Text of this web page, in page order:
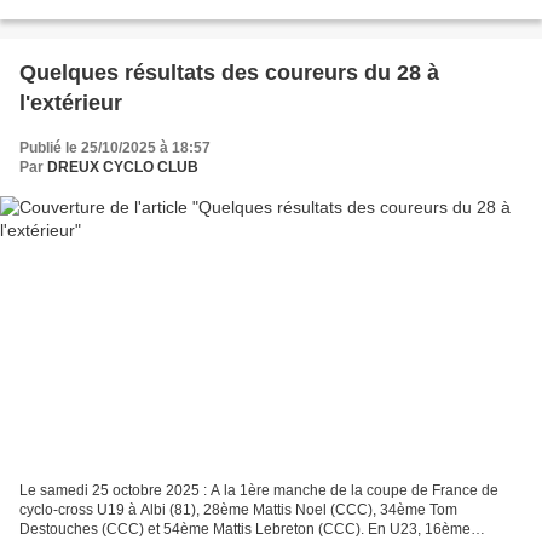
Quelques résultats des coureurs du 28 à
l'extérieur
Publié le 25/10/2025 à 18:57
Par DREUX CYCLO CLUB
Le samedi 25 octobre 2025 : A la 1ère manche de la coupe de France de
cyclo-cross U19 à Albi (81), 28ème Mattis Noel (CCC), 34ème Tom
Destouches (CCC) et 54ème Mattis Lebreton (CCC). En U23, 16ème